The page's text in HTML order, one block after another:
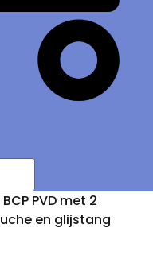
PVD met 2
en glijstang